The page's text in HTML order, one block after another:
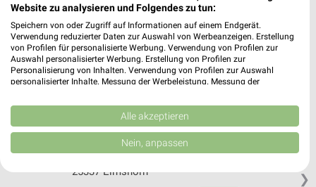
MediaMarkt Saturn Neumünster
Gänsemarkt 1
24534 Neumünster
Heute 10:00 - 19:00 Uhr | Geöffnet
❯
EURONICS Oberhellmann Elmshorn
Kurt-Wagener-Str. 2
25337 Elmshorn
Website zu analysieren und Folgendes zu tun:
Speichern von oder Zugriff auf Informationen auf einem Endgerät.
Verwendung reduzierter Daten zur Auswahl von Werbeanzeigen. Erstellung
von Profilen für personalisierte Werbung. Verwendung von Profilen zur
Auswahl personalisierter Werbung. Erstellung von Profilen zur
Personalisierung von Inhalten. Verwendung von Profilen zur Auswahl
personalisierter Inhalte. Messung der Werbeleistung. Messung der
Kombinationen von Daten aus verschiedenen Quellen. Entwicklung und
Verbesserung der Angebote. Verwendung reduzierter Daten zur Auswahl
von Inhalten.
Daten können außerhalb der Europäischen Union weitergegeben und in die
Website/App.
Alle akzeptieren
Nein, anpassen